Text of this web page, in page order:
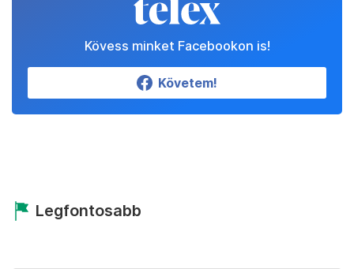
Kövess minket Facebookon is!
Követem!
Legfontosabb